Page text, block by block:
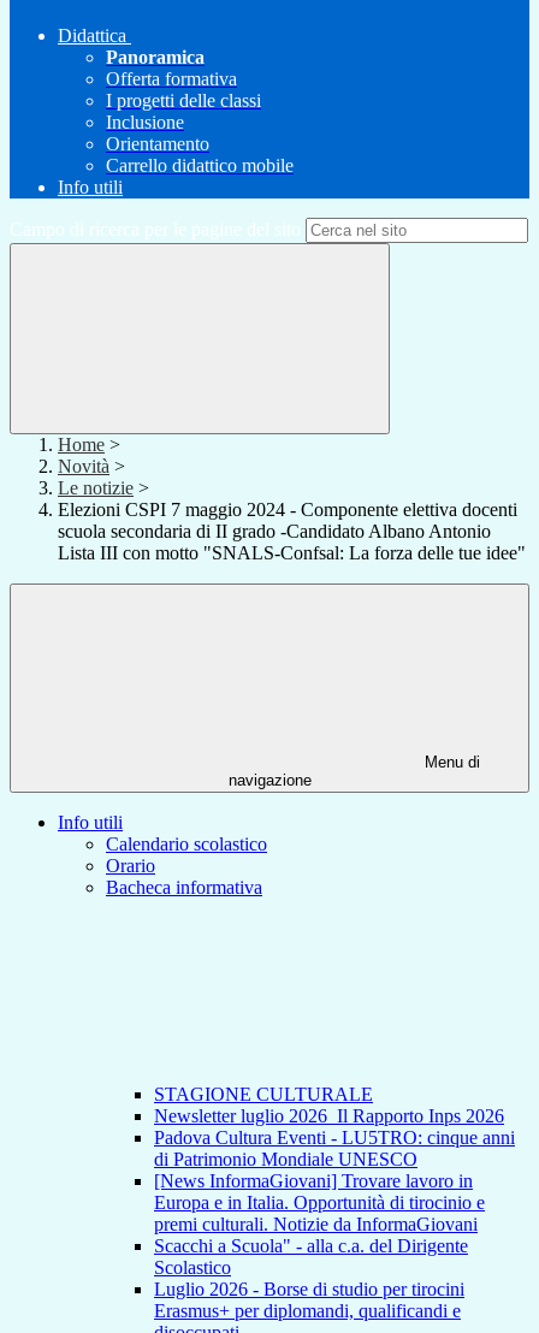
Didattica
Panoramica
Offerta formativa
I progetti delle classi
Inclusione
Orientamento
Carrello didattico mobile
Info utili
Campo di ricerca per le pagine del sito
Home >
Novità >
Le notizie >
Elezioni CSPI 7 maggio 2024 - Componente elettiva docenti
scuola secondaria di II grado -Candidato Albano Antonio
Lista III con motto "SNALS-Confsal: La forza delle tue idee"
Menu di
navigazione
Info utili
Calendario scolastico
Orario
Bacheca informativa
STAGIONE CULTURALE
Newsletter luglio 2026_Il Rapporto Inps 2026
Padova Cultura Eventi - LU5TRO: cinque anni
di Patrimonio Mondiale UNESCO
[News InformaGiovani] Trovare lavoro in
Europa e in Italia. Opportunità di tirocinio e
premi culturali. Notizie da InformaGiovani
Scacchi a Scuola" - alla c.a. del Dirigente
Scolastico
Luglio 2026 - Borse di studio per tirocini
Erasmus+ per diplomandi, qualificandi e